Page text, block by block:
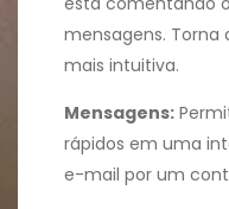
mensagens. Torna
mais intuitiva.
Mensagens:
rápidos em uma
e-mail por um